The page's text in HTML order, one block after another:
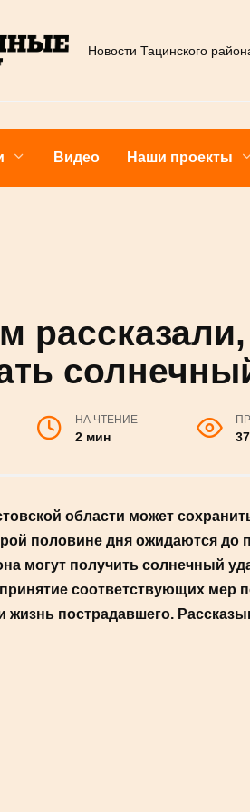
Новости Тацинского
Видео Наши
НА ЧТЕНИЕ
2 мин
области может
во второй
погоду жители региона
солнечного удара и
осложнения и спасти
понять, что вы получили